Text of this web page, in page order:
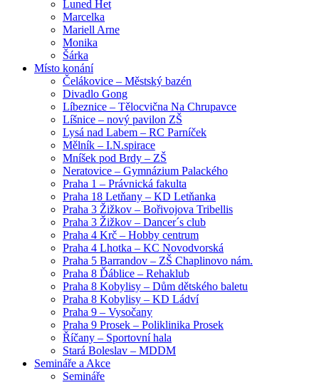
Luned Het
Marcelka
Mariell Arne
Monika
Šárka
Místo konání
Čelákovice – Městský bazén
Divadlo Gong
Líbeznice – Tělocvična Na Chrupavce
Líšnice – nový pavilon ZŠ
Lysá nad Labem – RC Parníček
Mělník – I.N.spirace
Mníšek pod Brdy – ZŠ
Neratovice – Gymnázium Palackého
Praha 1 – Právnická fakulta
Praha 18 Letňany – KD Letňanka
Praha 3 Žižkov – Bořivojova Tribellis
Praha 3 Žižkov – Dancer´s club
Praha 4 Krč – Hobby centrum
Praha 4 Lhotka – KC Novodvorská
Praha 5 Barrandov – ZŠ Chaplinovo nám.
Praha 8 Ďáblice – Rehaklub
Praha 8 Kobylisy – Dům dětského baletu
Praha 8 Kobylisy – KD Ládví
Praha 9 – Vysočany
Praha 9 Prosek – Poliklinika Prosek
Říčany – Sportovní hala
Stará Boleslav – MDDM
Semináře a Akce
Semináře